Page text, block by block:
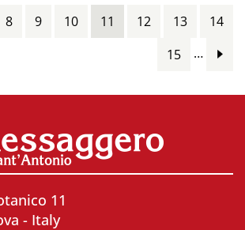
8 9 10 11 12 13
14
15
…
11
- Italy